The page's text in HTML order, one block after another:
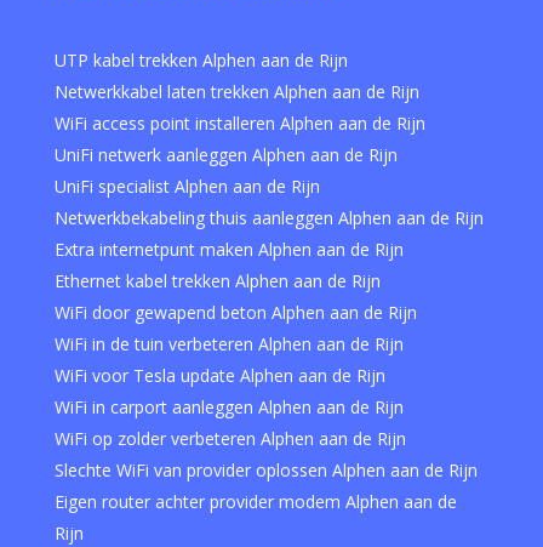
UTP kabel trekken Alphen aan de Rijn
Netwerkkabel laten trekken Alphen aan de Rijn
WiFi access point installeren Alphen aan de Rijn
UniFi netwerk aanleggen Alphen aan de Rijn
UniFi specialist Alphen aan de Rijn
Netwerkbekabeling thuis aanleggen Alphen aan de Rijn
Extra internetpunt maken Alphen aan de Rijn
Ethernet kabel trekken Alphen aan de Rijn
WiFi door gewapend beton Alphen aan de Rijn
WiFi in de tuin verbeteren Alphen aan de Rijn
WiFi voor Tesla update Alphen aan de Rijn
WiFi in carport aanleggen Alphen aan de Rijn
WiFi op zolder verbeteren Alphen aan de Rijn
Slechte WiFi van provider oplossen Alphen aan de Rijn
Eigen router achter provider modem Alphen aan de
Rijn